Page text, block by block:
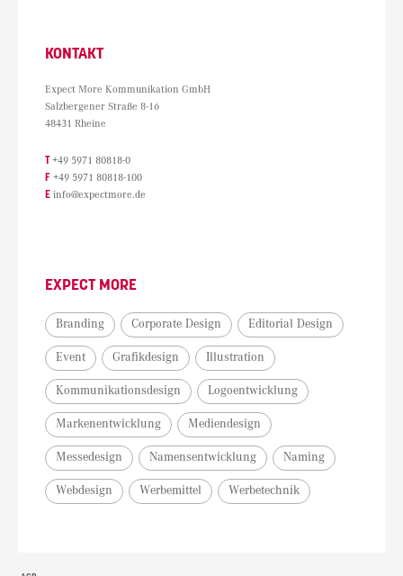
KONTAKT
Expect More Kommunikation GmbH
Salzbergener Straße 8-16
48431 Rheine
T +49 5971 80818-0
F +49 5971 80818-100
E info@expectmore.de
EXPECT MORE
Branding Corporate Design Editorial Design
Event Grafikdesign Illustration
Kommunikationsdesign Logoentwicklung
Markenentwicklung Mediendesign
Messedesign Namensentwicklung Naming
Webdesign Werbemittel Werbetechnik